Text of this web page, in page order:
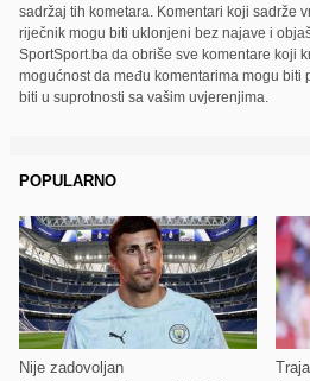
sadržaj tih kometara. Komentari koji sadrže
riječnik mogu biti uklonjeni bez najave i
SportSport.ba da obriše sve komentare koji
mogućnost da među komentarima mogu biti
biti u suprotnosti sa vašim uvjerenjima.
POPULARNO
Nije zadovoljan